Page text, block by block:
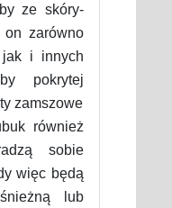
ze skóry-
on zarówno
jak i innych
pokrytej
zamszowe
również
sobie
więc będą
lub